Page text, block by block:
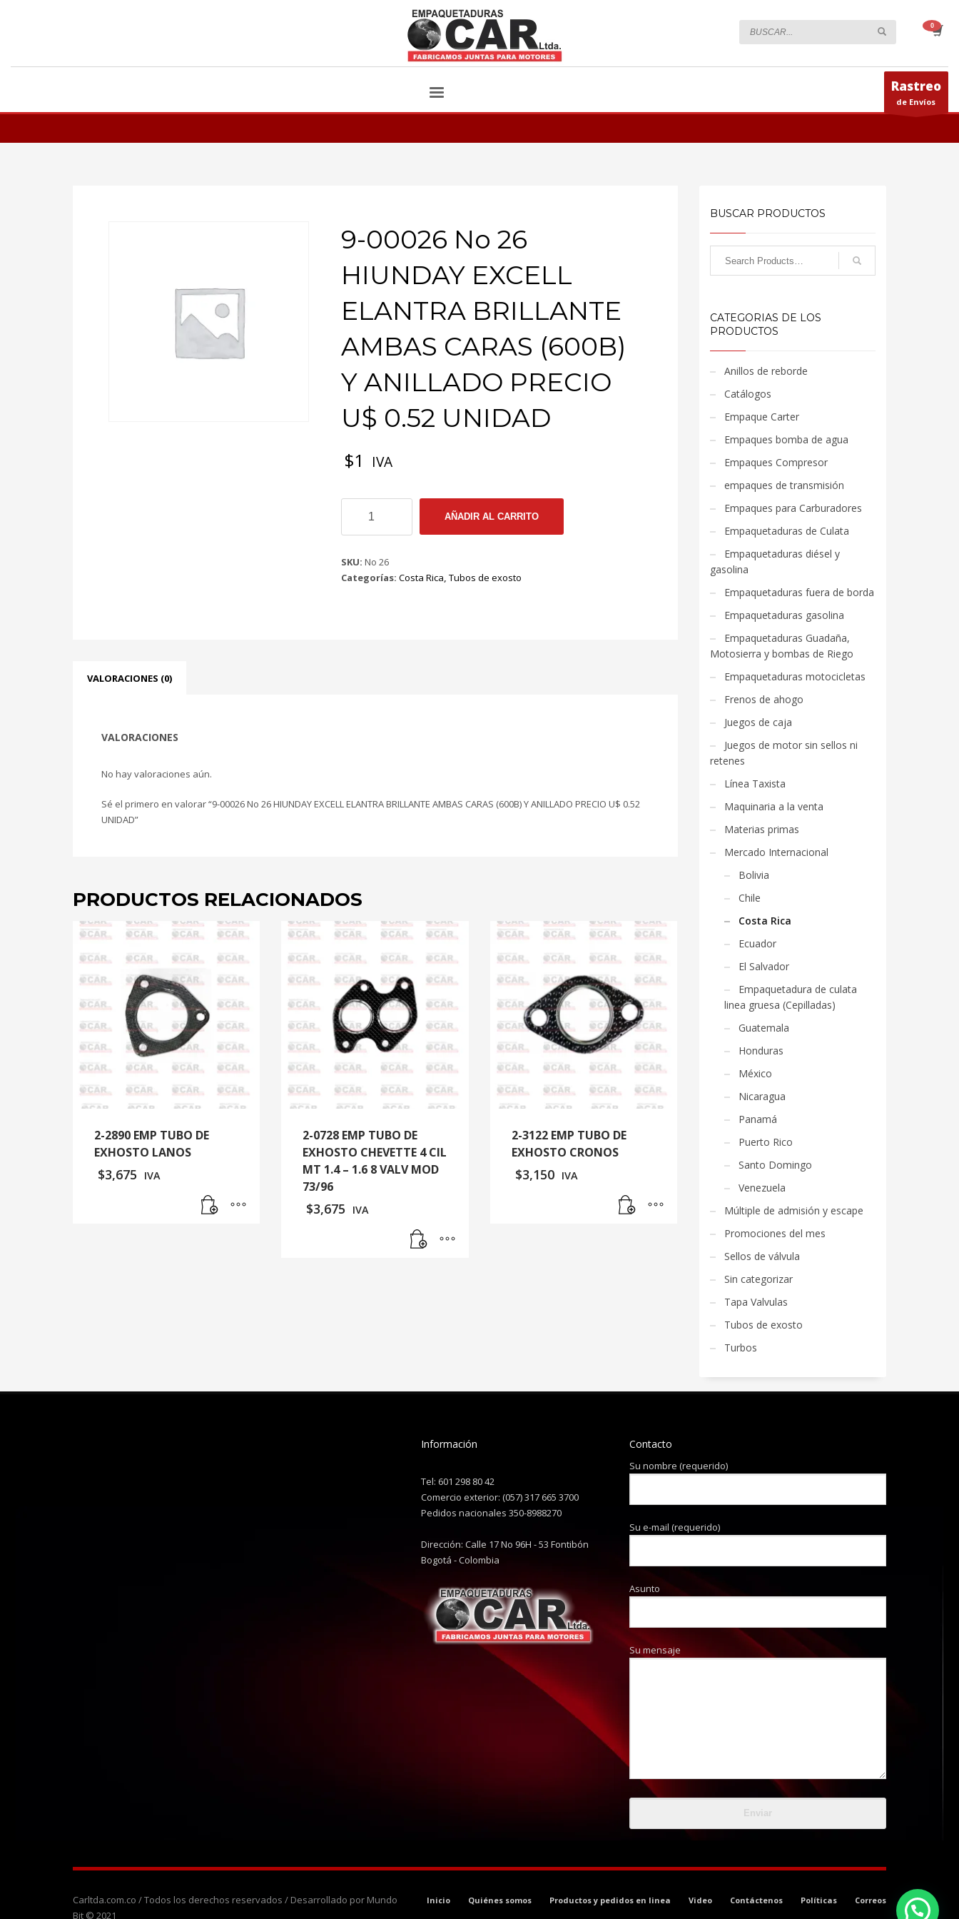
Rastreo
de Envíos
9-00026 No 26
HIUNDAY EXCELL
ELANTRA BRILLANTE
AMBAS CARAS (600B)
Y ANILLADO PRECIO
U$ 0.52 UNIDAD
$1 IVA
No
HIUNDAY
EXCELL
AÑADIR AL CARRITO
SKU:No 26
Categorías:Costa Rica,Tubos de exosto
VALORACIONES (0)
VALORACIONES
No hay valoraciones aún.
Sé el primero en valorar “9-00026 No 26 HIUNDAY EXCELL ELANTRA BRILLANTE AMBAS CARAS (600B) Y ANILLADO PRECIO U$ 0.52
UNIDAD”
PRODUCTOS RELACIONADOS
2-2890 EMP TUBO DE
EXHOSTO LANOS
$3,675 IVA
2-0728 EMP TUBO DE
EXHOSTO CHEVETTE 4 CIL
MT 1.4 – 1.6 8 VALV MOD
73/96
$3,675 IVA
2-3122 EMP TUBO DE
EXHOSTO CRONOS
$3,150 IVA
BUSCAR PRODUCTOS
CATEGORIAS DE LOS
PRODUCTOS
Anillos de reborde
Catálogos
Empaque Carter
Empaques bomba de agua
Empaques Compresor
empaques de transmisión
Empaques para Carburadores
Empaquetaduras de Culata
Empaquetaduras diésel y
gasolina
Empaquetaduras fuera de borda
Empaquetaduras gasolina
Empaquetaduras Guadaña,
Motosierra y bombas de Riego
Empaquetaduras motocicletas
Frenos de ahogo
Juegos de caja
Juegos de motor sin sellos ni
retenes
Línea Taxista
Maquinaria a la venta
Materias primas
Mercado Internacional
Bolivia
Chile
Costa Rica
Ecuador
El Salvador
Empaquetadura de culata
linea gruesa (Cepilladas)
Guatemala
Honduras
México
Nicaragua
Panamá
Puerto Rico
Santo Domingo
Venezuela
Múltiple de admisión y escape
Promociones del mes
Sellos de válvula
Sin categorizar
Tapa Valvulas
Tubos de exosto
Turbos
Información
Tel: 601 298 80 42
Comercio exterior: (057) 317 665 3700
Pedidos nacionales 350-8988270
Dirección: Calle 17 No 96H - 53 Fontibón
Bogotá - Colombia
Contacto
Su nombre (requerido)
Su e-mail (requerido)
Asunto
Su mensaje
Inicio Quiénes somos Productos y pedidos en linea Video Contáctenos Políticas Correos
Carltda.com.co / Todos los derechos reservados / Desarrollado por Mundo
Bit © 2021